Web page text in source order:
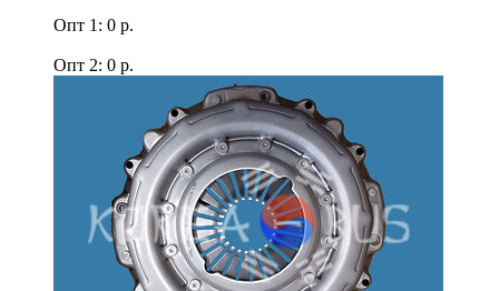
Опт 1: 0 р.
Опт 2: 0 р.